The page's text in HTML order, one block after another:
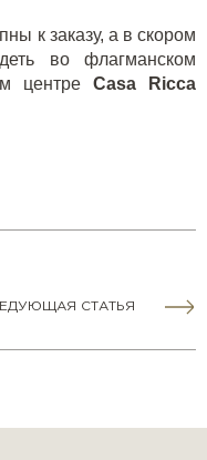
к заказу, а в скором
во флагманском
центре Casa Ricca
СТАТЬЯ